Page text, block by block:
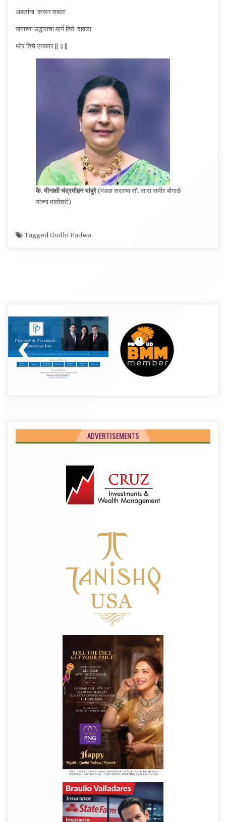
अबलांना करून सबला
जगाच्या उद्धाराचा मार्ग तिने दावला
थोर तिचे उपकार || ३ ||
कै. मीनाक्षी चंद्रमोहन भांबुरे(मंडळ सदस्या सौ. सारा समीर बोंगाळे
यांच्या मातोश्री)
Tagged Gudhi Padwa
ADVERTISEMENTS